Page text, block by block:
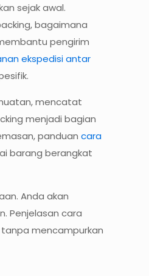
sejak awal.
bagaimana
pengirim
ekspedisi antar
mencatat
menjadi bagian
panduancara
barang berangkat
Anda akan
Penjelasan cara
mencampurkan